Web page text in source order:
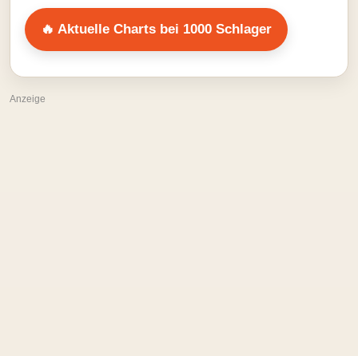
🔥 Aktuelle Charts bei 1000 Schlager
Anzeige